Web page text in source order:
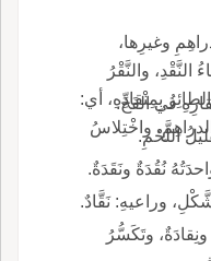
وغيرِها،
النَّقْدِ، والنَّقْرُ
بِمِنْقادِهِ، أي:
واخْتِلاسُ
في الفَخِّ.
اللَّحْمِ.
نُقُدَةٌ ونَقَدَةٌ.
وراعيهِ: نَقَّادٌ.
ونِقادَةٌ، وتَكَسُّرُ